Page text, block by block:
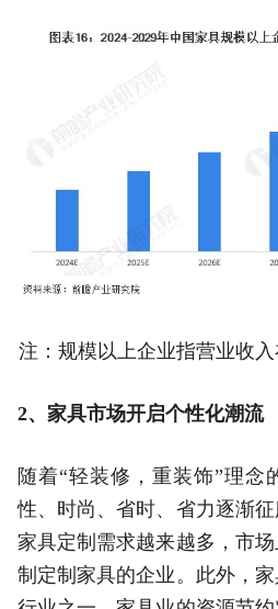
注：规模以上企业指营业收入
2、家具市场开启个性化潮流
随着“轻装修，重装饰”理念
性、时尚、省时、省力逐渐征
家具定制需求越来越多，市
制定制家具的企业。此外，